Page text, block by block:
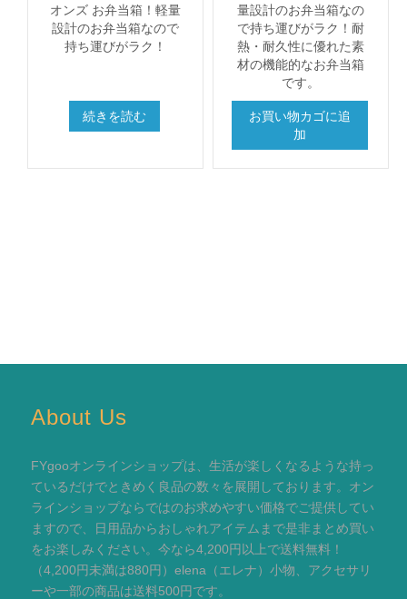
オンズ お弁当箱！軽量
設計のお弁当箱なので
持ち運びがラク！
続きを読む
量設計のお弁当箱なの
で持ち運びがラク！耐
熱・耐久性に優れた素
材の機能的なお弁当箱
です。
お買い物カゴに追
加
About Us
FYgooオンラインショップは、生活が楽しくなるような持っ
ているだけでときめく良品の数々を展開しております。オン
ラインショップならではのお求めやすい価格でご提供してい
ますので、日用品からおしゃれアイテムまで是非まとめ買い
をお楽しみください。今なら4,200円以上で送料無料！
（4,200円未満は880円）elena（エレナ）小物、アクセサリ
ーや一部の商品は送料500円です。